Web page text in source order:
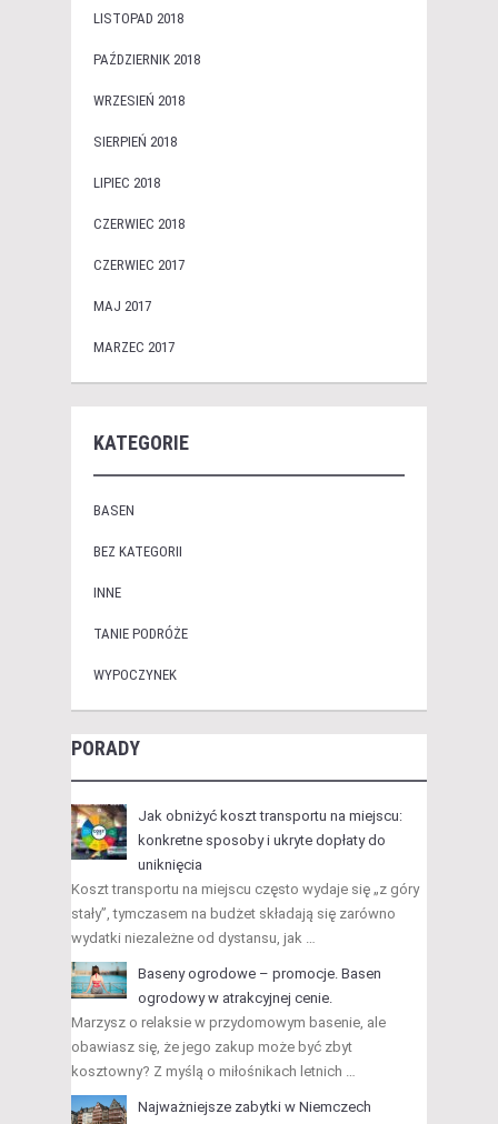
LISTOPAD 2018
PAŹDZIERNIK 2018
WRZESIEŃ 2018
SIERPIEŃ 2018
LIPIEC 2018
CZERWIEC 2018
CZERWIEC 2017
MAJ 2017
MARZEC 2017
KATEGORIE
BASEN
BEZ KATEGORII
INNE
TANIE PODRÓŻE
WYPOCZYNEK
PORADY
Jak obniżyć koszt transportu na miejscu:
konkretne sposoby i ukryte dopłaty do
uniknięcia
Koszt transportu na miejscu często wydaje się „z góry
stały”, tymczasem na budżet składają się zarówno
wydatki niezależne od dystansu, jak …
Baseny ogrodowe – promocje. Basen
ogrodowy w atrakcyjnej cenie.
Marzysz o relaksie w przydomowym basenie, ale
obawiasz się, że jego zakup może być zbyt
kosztowny? Z myślą o miłośnikach letnich …
Najważniejsze zabytki w Niemczech